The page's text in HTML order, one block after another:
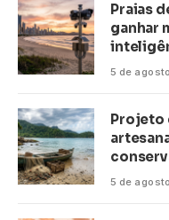
Praias
ganhar
5 de
Projeto
5 de